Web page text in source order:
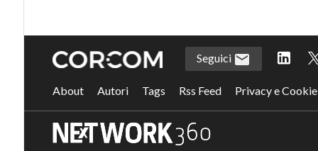
Seguici
About Autori Tags Rss Feed Privacy e